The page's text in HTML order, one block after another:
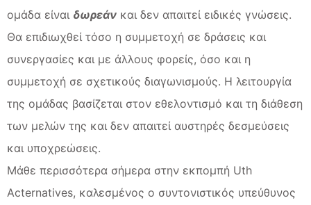
ομάδα είναι δωρεάν και δεν απαιτεί ειδικές γνώσεις.
Θα επιδιωχθεί τόσο η συμμετοχή σε δράσεις και
συνεργασίες και με άλλους φορείς, όσο και η
συμμετοχή σε σχετικούς διαγωνισμούς. Η λειτουργία
της ομάδας βασίζεται στον εθελοντισμό και τη διάθεση
των μελών της και δεν απαιτεί αυστηρές δεσμεύσεις
και υποχρεώσεις.
Μάθε περισσότερα σήμερα στην εκπομπή Uth
Acternatives, καλεσμένος ο συντονιστικός υπεύθυνος